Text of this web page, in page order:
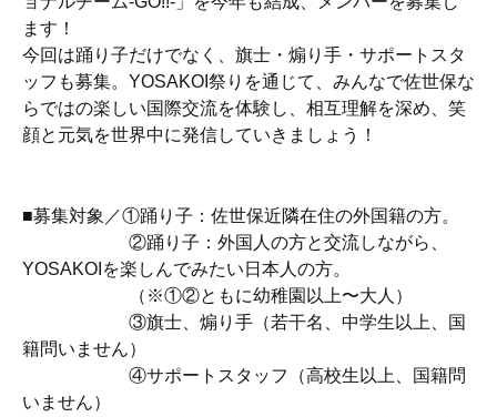
ます！
今回は踊り子だけでなく、旗士・煽り手・サポートスタ
ッフも募集。YOSAKOI祭りを通じて、みんなで佐世保な
らではの楽しい国際交流を体験し、相互理解を深め、笑
顔と元気を世界中に発信していきましょう！
■募集対象／①踊り子：佐世保近隣在住の外国籍の方。
②踊り子：外国人の方と交流しながら、
YOSAKOIを楽しんでみたい日本人の方。
（※①②ともに幼稚園以上〜大人）
③旗士、煽り手（若干名、中学生以上、国
籍問いません）
④サポートスタッフ（高校生以上、国籍問
いません）